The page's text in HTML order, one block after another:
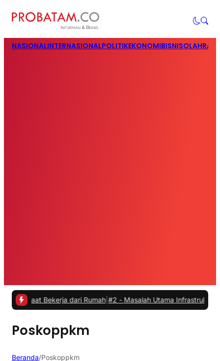
NASIONALINTERNASIONALPOLITIKEKONOMIBISNIS
Bekerja dari Rumah| #2 -Masalah Utama Infrastruktur
Poskoppkm
Beranda/Poskoppkm